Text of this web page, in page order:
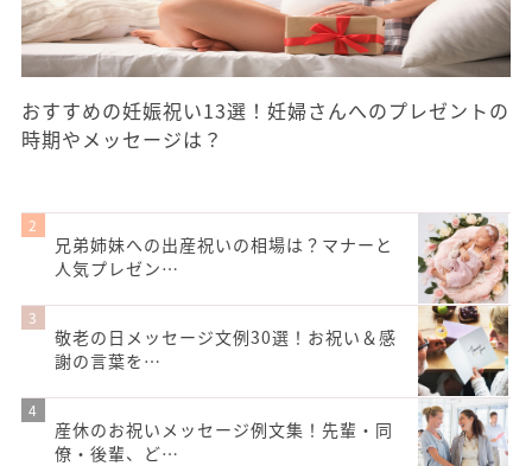
おすすめの妊娠祝い13選！妊婦さんへのプレゼントの
時期やメッセージは？
兄弟姉妹への出産祝いの相場は？マナーと
人気プレゼン…
敬老の日メッセージ文例30選！お祝い＆感
謝の言葉を…
産休のお祝いメッセージ例文集！先輩・同
僚・後輩、ど…